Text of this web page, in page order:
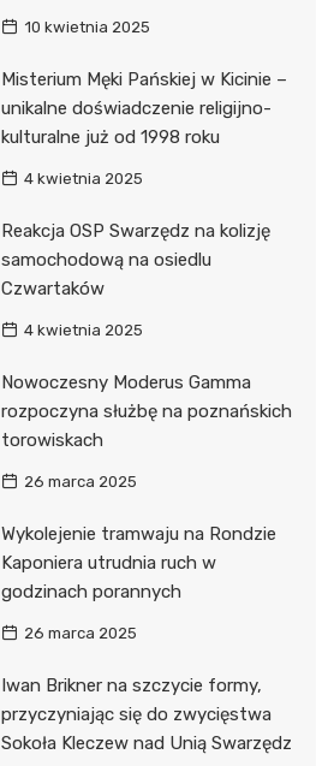
10 kwietnia 2025
Misterium Męki Pańskiej w Kicinie –
unikalne doświadczenie religijno-
kulturalne już od 1998 roku
4 kwietnia 2025
Reakcja OSP Swarzędz na kolizję
samochodową na osiedlu
Czwartaków
4 kwietnia 2025
Nowoczesny Moderus Gamma
rozpoczyna służbę na poznańskich
torowiskach
26 marca 2025
Wykolejenie tramwaju na Rondzie
Kaponiera utrudnia ruch w
godzinach porannych
26 marca 2025
Iwan Brikner na szczycie formy,
przyczyniając się do zwycięstwa
Sokoła Kleczew nad Unią Swarzędz